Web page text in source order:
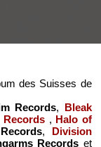
des Suisses de
Records, Bleak
Records , Halo of
, Division
Records et